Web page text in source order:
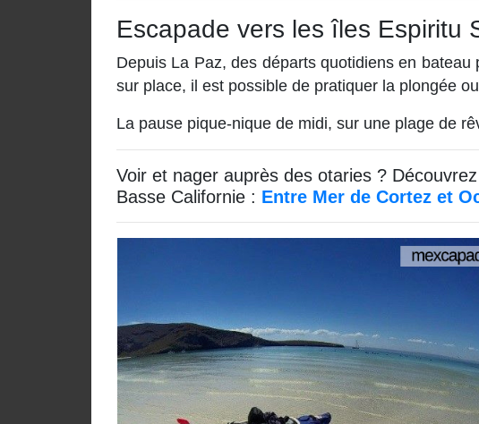
Escapade vers les îles Espiritu
Depuis La Paz, des départs quotidiens en
sur place, il est possible de pratiquer la plongée
La pause pique-nique de midi, sur une plage de
Voir et nager auprès des otaries ?
Basse Californie : Entre Mer de Cortez et